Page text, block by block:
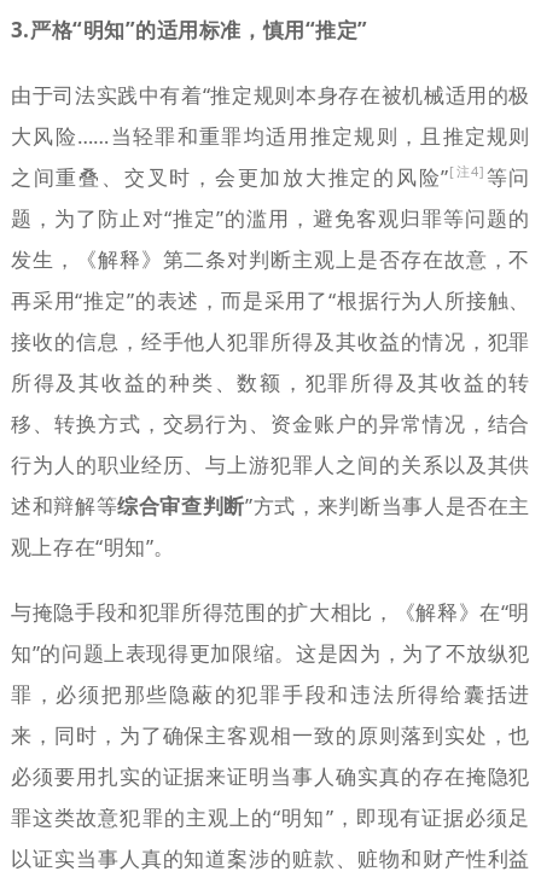
3.严格“明知”的适用标准，慎用“推定”
由于司法实践中有着“推定规则本身存在被机械适用的极
大风险……当轻罪和重罪均适用推定规则，且推定规则
之间重叠、交叉时，会更加放大推定的风险”[注4] 等问
题，为了防止对“推定”的滥用，避免客观归罪等问题的
发生，《解释》第二条对判断主观上是否存在故意，不
再采用“推定”的表述，而是采用了“根据行为人所接触、
接收的信息，经手他人犯罪所得及其收益的情况，犯罪
所得及其收益的种类、数额，犯罪所得及其收益的转
移、转换方式，交易行为、资金账户的异常情况，结合
行为人的职业经历、与上游犯罪人之间的关系以及其供
述和辩解等综合审查判断”方式，来判断当事人是否在主
观上存在“明知”。
与掩隐手段和犯罪所得范围的扩大相比，《解释》在“明
知”的问题上表现得更加限缩。这是因为，为了不放纵犯
罪，必须把那些隐蔽的犯罪手段和违法所得给囊括进
来，同时，为了确保主客观相一致的原则落到实处，也
必须要用扎实的证据来证明当事人确实真的存在掩隐犯
罪这类故意犯罪的主观上的“明知”，即现有证据必须足
以证实当事人真的知道案涉的赃款、赃物和财产性利益